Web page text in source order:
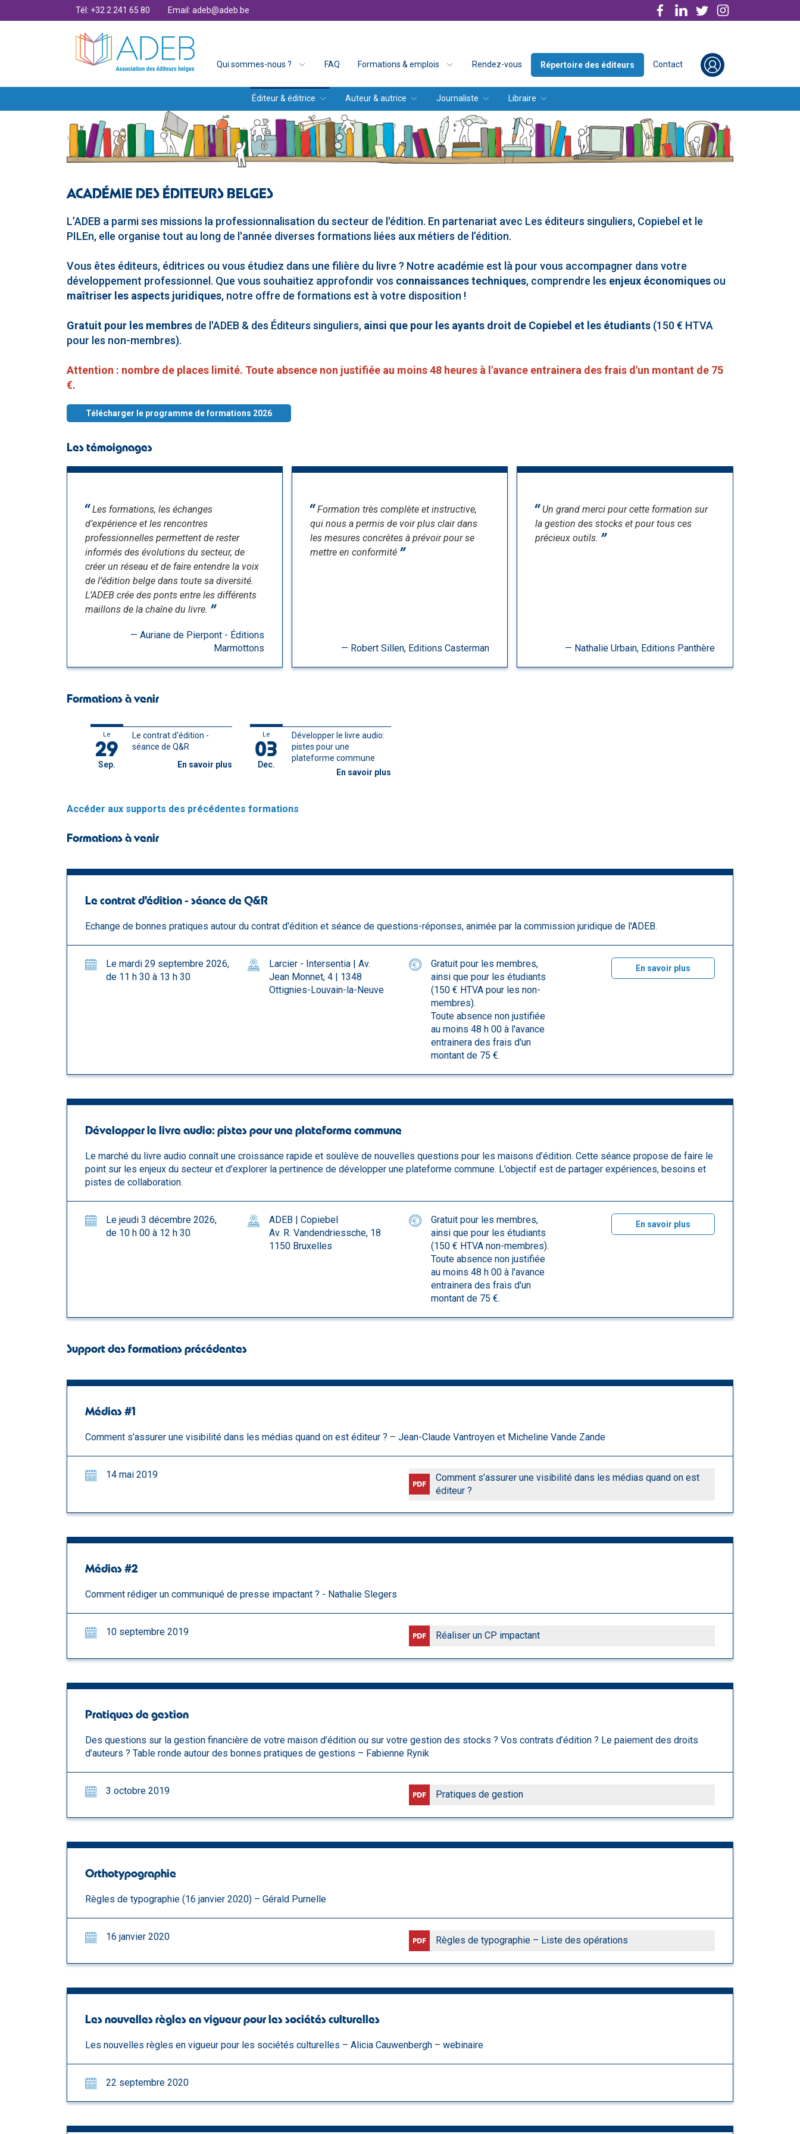
Tél: +32 2 241 65 80 Email: adeb@adeb.be
Qui sommes-nous ? FAQ Formations & emplois Rendez-vous Répertoire des éditeurs Contact
Éditeur & éditrice Auteur & autrice Journaliste Libraire
ACADÉMIE DES ÉDITEURS BELGES
L’ADEB a parmi ses missions la professionnalisation du secteur de l'édition. En partenariat avec Les éditeurs singuliers, Copiebel et le
PILEn, elle organise tout au long de l'année diverses formations liées aux métiers de l’édition.
Vous êtes éditeurs, éditrices ou vous étudiez dans une filière du livre ? Notre académie est là pour vous accompagner dans votre
développement professionnel. Que vous souhaitiez approfondir vos connaissances techniques, comprendre les enjeux économiques ou
maîtriser les aspects juridiques, notre offre de formations est à votre disposition !
Gratuit pour les membres de l'ADEB & des Éditeurs singuliers, ainsi que pour les ayants droit de Copiebel et les étudiants (150 € HTVA
pour les non-membres).
Attention : nombre de places limité. Toute absence non justifiée au moins 48 heures à l'avance entrainera des frais d'un montant de 75
€.
Télécharger le programme de formations 2026
Les témoignages
Les formations, les échanges
d’expérience et les rencontres
professionnelles permettent de rester
informés des évolutions du secteur, de
créer un réseau et de faire entendre la voix
de l’édition belge dans toute sa diversité.
L’ADEB crée des ponts entre les différents
maillons de la chaîne du livre.
Auriane de Pierpont - Éditions
Marmottons
Formation très complète et instructive,
qui nous a permis de voir plus clair dans
les mesures concrètes à prévoir pour se
mettre en conformité
Robert Sillen, Editions Casterman
Un grand merci pour cette formation sur
la gestion des stocks et pour tous ces
précieux outils.
Nathalie Urbain, Editions Panthère
Formations à venir
Le
29
Sep.
Le contrat d'édition -
séance de Q&R
En savoir plus
Le
03
Dec.
Développer le livre audio:
pistes pour une
plateforme commune
En savoir plus
Accéder aux supports des précédentes formations
Formations à venir
Le contrat d'édition - séance de Q&R
Echange de bonnes pratiques autour du contrat d'édition et séance de questions-réponses, animée par la commission juridique de l'ADEB.
Le mardi 29 septembre 2026,
de 11 h 30 à 13 h 30
Larcier - Intersentia | Av.
Jean Monnet, 4 | 1348
Ottignies-Louvain-la-Neuve
Gratuit pour les membres,
ainsi que pour les étudiants
(150 € HTVA pour les non-
membres).
Toute absence non justifiée
au moins 48 h 00 à l'avance
entrainera des frais d'un
montant de 75 €.
En savoir plus
Développer le livre audio: pistes pour une plateforme commune
Le marché du livre audio connaît une croissance rapide et soulève de nouvelles questions pour les maisons d’édition. Cette séance propose de faire le
point sur les enjeux du secteur et d’explorer la pertinence de développer une plateforme commune. L’objectif est de partager expériences, besoins et
pistes de collaboration.
Le jeudi 3 décembre 2026,
de 10 h 00 à 12 h 30
ADEB | Copiebel
Av. R. Vandendriessche, 18
1150 Bruxelles
Gratuit pour les membres,
ainsi que pour les étudiants
(150 € HTVA non-membres).
Toute absence non justifiée
au moins 48 h 00 à l'avance
entrainera des frais d'un
montant de 75 €.
En savoir plus
Support des formations précédentes
Médias #1
Comment s’assurer une visibilité dans les médias quand on est éditeur ? – Jean-Claude Vantroyen et Micheline Vande Zande
14 mai 2019
Comment s’assurer une visibilité dans les médias quand on est
éditeur ?
Médias #2
Comment rédiger un communiqué de presse impactant ? - Nathalie Slegers
10 septembre 2019 Réaliser un CP impactant
Pratiques de gestion
Des questions sur la gestion financière de votre maison d’édition ou sur votre gestion des stocks ? Vos contrats d’édition ? Le paiement des droits
d’auteurs ? Table ronde autour des bonnes pratiques de gestions – Fabienne Rynik
3 octobre 2019 Pratiques de gestion
Orthotypographie
Règles de typographie (16 janvier 2020) – Gérald Purnelle
16 janvier 2020 Règles de typographie – Liste des opérations
Les nouvelles règles en vigueur pour les sociétés culturelles
Les nouvelles règles en vigueur pour les sociétés culturelles – Alicia Cauwenbergh – webinaire
22 septembre 2020